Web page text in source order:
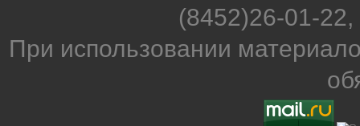
(8452)26-01-
При использовании